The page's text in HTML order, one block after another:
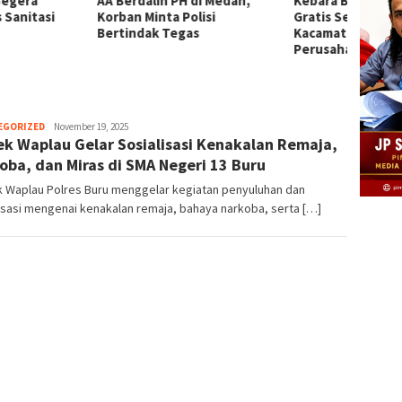
Minta Polisi
Gratis Sesuai Aturan K3,
Kacamata Resep Ditanggung
Herman.
Damanik
November 19, 2025
Waplau Gelar Sosialisasi Kenakalan Remaja,
dan Miras di SMA Negeri 13 Buru
Waplau Polres Buru menggelar kegiatan penyuluhan dan
mengenai kenakalan remaja, bahaya narkoba, serta […]